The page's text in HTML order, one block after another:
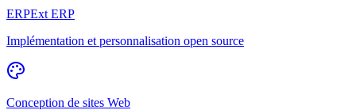
ERPExt ERP
Implémentation et personnalisation open source
Conception de sites Web